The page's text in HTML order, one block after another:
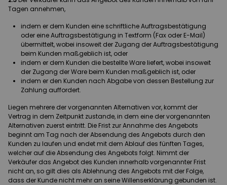
Tagen annehmen,
indem er dem Kunden eine schriftliche Auftragsbestätigung
oder eine Auftragsbestätigung in Textform (Fax oder E-Mail)
übermittelt, wobei insoweit der Zugang der Auftragsbestätigung
beim Kunden maßgeblich ist, oder
indem er dem Kunden die bestellte Ware liefert, wobei insoweit
der Zugang der Ware beim Kunden maßgeblich ist, oder
indem er den Kunden nach Abgabe von dessen Bestellung zur
Zahlung auffordert.
Liegen mehrere der vorgenannten Alternativen vor, kommt der
Vertrag in dem Zeitpunkt zustande, in dem eine der vorgenannten
Alternativen zuerst eintritt. Die Frist zur Annahme des Angebots
beginnt am Tag nach der Absendung des Angebots durch den
Kunden zu laufen und endet mit dem Ablauf des fünften Tages,
welcher auf die Absendung des Angebots folgt. Nimmt der
Verkäufer das Angebot des Kunden innerhalb vorgenannter Frist
nicht an, so gilt dies als Ablehnung des Angebots mit der Folge,
dass der Kunde nicht mehr an seine Willenserklärung gebunden ist.